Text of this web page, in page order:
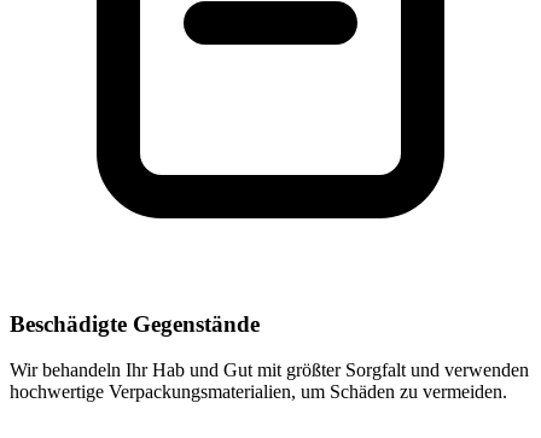
Beschädigte Gegenstände
Wir behandeln Ihr Hab und Gut mit größter Sorgfalt und verwenden
hochwertige Verpackungsmaterialien, um Schäden zu vermeiden.